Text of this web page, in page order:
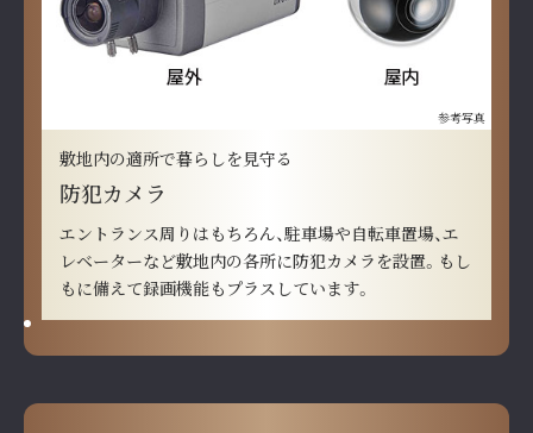
参考写真
敷地内の適所で暮らしを見守る
防犯カメラ
エントランス周りはもちろん、駐車場や自転車置場、エ
レベーターなど敷地内の各所に防犯カメラを設置。もし
もに備えて録画機能もプラスしています。